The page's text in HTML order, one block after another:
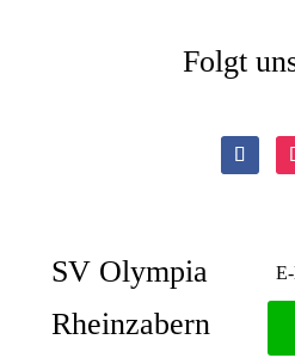
Folgt
SV Olympia
Rheinzabern